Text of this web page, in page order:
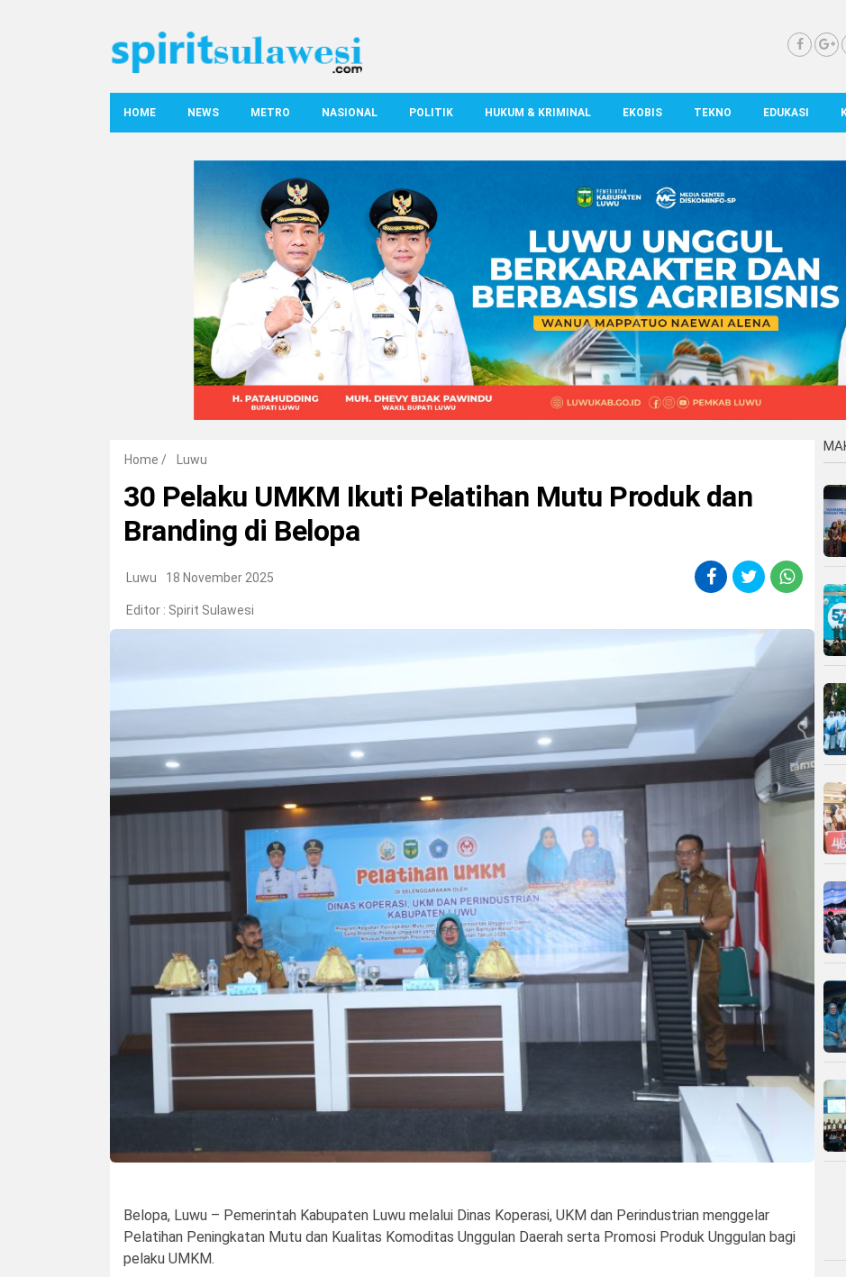
HOME NEWS METRO NASIONAL POLITIK HUKUM & KRIMINAL EKOBIS TEKNO EDUKASI
Home / Luwu
30 Pelaku UMKM Ikuti Pelatihan Mutu Produk dan
Branding di Belopa
Luwu 18 November 2025
Editor : Spirit Sulawesi
Belopa, Luwu – Pemerintah Kabupaten Luwu melalui Dinas Koperasi, UKM dan Perindustrian menggelar
Pelatihan Peningkatan Mutu dan Kualitas Komoditas Unggulan Daerah serta Promosi Produk Unggulan bagi
pelaku UMKM.